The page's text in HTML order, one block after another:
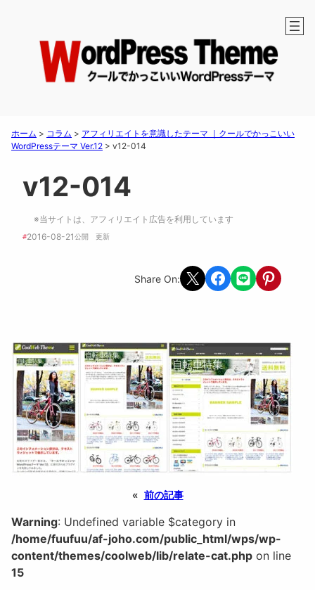
ホーム > コラム > アフィリエイトを意識したテーマ ｜クールでかっこいい
WordPressテーマ Ver.12 > v12-014
v12-014
※当サイトは、アフィリエイト広告を利用しています
#2016-08-21公開 更新
Share On: Share on X Share on Facebook
Share on LINEShare on
« 前の記事
Warning: Undefined variable $category in
/home/fuufuu/af-joho.com/public_html/wps/wp-
content/themes/coolweb/lib/relate-cat.php on line
15